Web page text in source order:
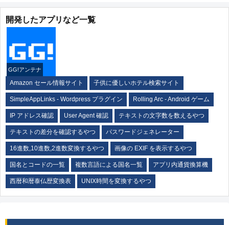
開発したアプリなど一覧
GG!アンテナ
Amazon セール情報サイト 子供に優しいホテル検索サイト
SimpleAppLinks - Wordpress プラグイン Rolling Arc - Android ゲーム
IP アドレス確認 User Agent 確認 テキストの文字数を数えるやつ
テキストの差分を確認するやつ パスワードジェネレーター
16進数,10進数,2進数変換するやつ 画像の EXIF を表示するやつ
国名とコードの一覧 複数言語による国名一覧 アプリ内通貨換算機
西暦和暦泰仏歴変換表 UNIX時間を変換するやつ